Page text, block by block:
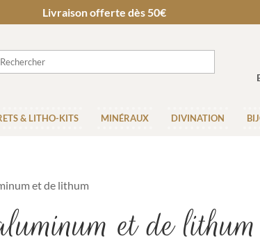
Livraison offerte dès 50€
& LITHO-KITS MINÉRAUX DIVINATION
et de lithum
et de lithum